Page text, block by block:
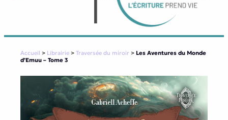
Accueil > Librairie > Traversée du miroir > Les Aventures du Monde
d’Emuu – Tome 3